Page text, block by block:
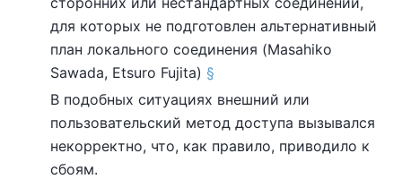
для которых не подготовлен альтернативный
план локального соединения (Masahiko
Sawada, Etsuro Fujita) §
В подобных ситуациях внешний или
пользовательский метод доступа вызывался
некорректно, что, как правило, приводило к
сбоям.